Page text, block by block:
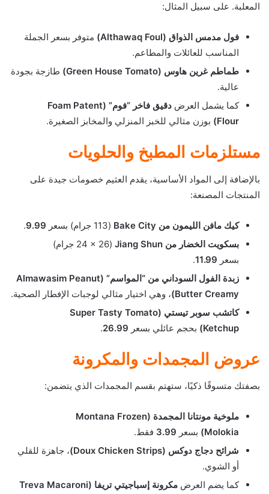
المعلبة. على سبيل المثال:
فول مدمس الذواق (Althawaq Foul)
متوفر بسعر الجملة
المناسب للعائلات والمطاعم.
طماطم غرين هاوس (Green House Tomato)
طازجة بجودة
عالية.
كما يشمل العرض
دقيق فاخر “فوم” (Foam Patent
Flour)
بوزن مثالي للخبز المنزلي والمخابز الصغيرة.
مستلزمات المطبخ والحلويات
بالإضافة إلى المواد الأساسية، يقدم العثيم خصومات جيدة على
المنتجات المصنعة:
كيك مافن الليمون من Bake City (113 جرام) بسعر 9.99
.
بسكويت الخضار من Jiang Shun
(24 × 26 جرام)
بسعر 11.99
.
زبدة الفول السوداني من “المواسم” (Almawasim Peanut
Butter Creamy) ، وهي اختيار مثالي لوجبات الإفطار الصحية.
كاتشب سوبر تيستي (Super Tasty Tomato
Ketchup)
بحجم عائلي بسعر 26.99
.
عروض المجمدات والمكرونة
بصفتك متسوقًا ذكيًا، ستهتم بقسم المجمدات الذي يتضمن:
ملوخية مونتانا المجمدة (Montana Frozen
Molokia)
بسعر 3.99 فقط.
شرائح دجاج دوكس (Doux Chicken Strips)
، جاهزة للقلي
أو الشوي.
كما يضم العرض
مكرونة إسباجيتي تريفا (Treva Macaroni